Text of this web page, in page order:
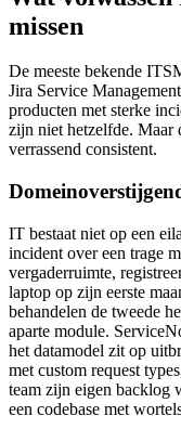
missen
De meeste bekende
Jira Service
producten met sterke
zijn niet hetzelfde. Maar
verrassend consistent.
IT bestaat niet op een
incident over een trage
vergaderruimte,
laptop op zijn eerste
behandelen de tweede
aparte module.
het datamodel zit op
met custom request
team zijn eigen backlog
een codebase met